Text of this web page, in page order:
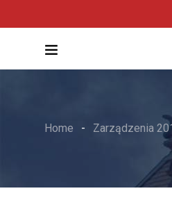
Home Zarządzenia